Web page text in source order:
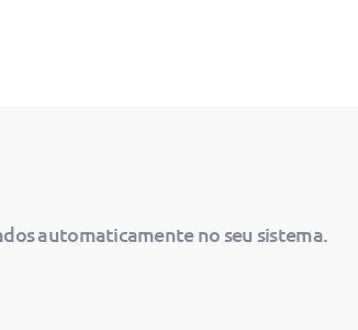
automaticamente no seu sistema.